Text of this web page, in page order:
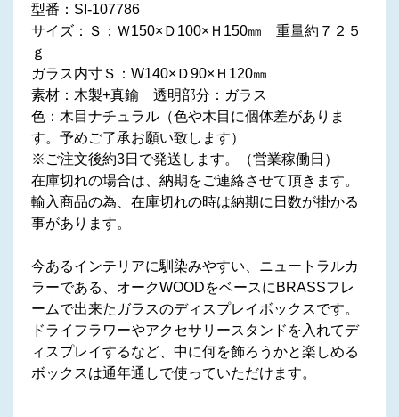
型番：SI-107786
サイズ：Ｓ：Ｗ150×Ｄ100×Ｈ150㎜ 重量約７２５
ｇ
ガラス内寸Ｓ：W140×Ｄ90×Ｈ120㎜
素材：木製+真鍮 透明部分：ガラス
色：木目ナチュラル（色や木目に個体差がありま
す。予めご了承お願い致します）
※ご注文後約3日で発送します。（営業稼働日）
在庫切れの場合は、納期をご連絡させて頂きます。
輸入商品の為、在庫切れの時は納期に日数が掛かる
事があります。
今あるインテリアに馴染みやすい、ニュートラルカ
ラーである、オークWOODをベースにBRASSフレ
ームで出来たガラスのディスプレイボックスです。
ドライフラワーやアクセサリースタンドを入れてデ
ィスプレイするなど、中に何を飾ろうかと楽しめる
ボックスは通年通しで使っていただけます。